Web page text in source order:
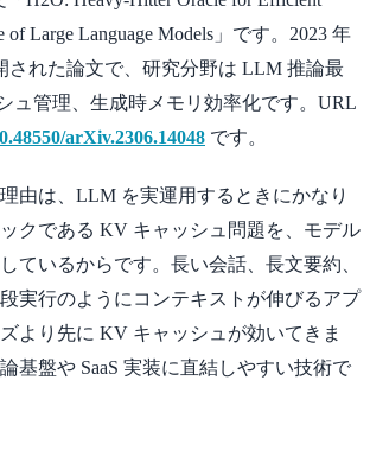
of Large Language Models」です。2023 年
された論文で、研究分野は LLM 推論最
ュ管理、生成時メモリ効率化です。URL
arXiv.2306.14048 です。
由は、LLM を実運用するときにかなり
クである KV キャッシュ問題を、モデル
ているからです。長い会話、長文要約、
実行のようにコンテキストが伸びるアプ
より先に KV キャッシュが効いてきま
基盤や SaaS 実装に直結しやすい技術で